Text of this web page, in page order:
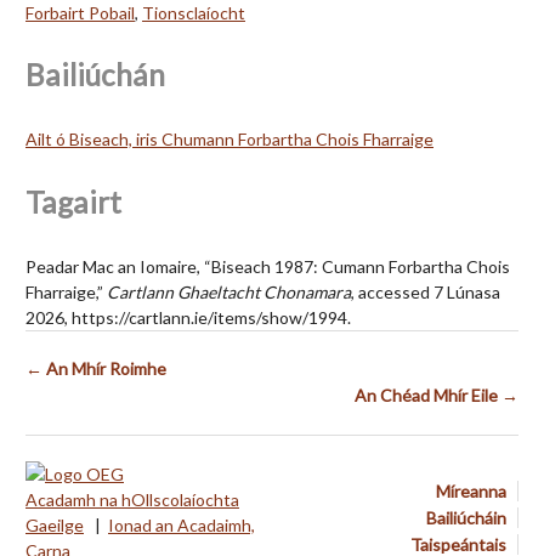
Forbairt Pobail, Tionsclaíocht
Bailiúchán
Ailt ó Biseach, iris Chumann Forbartha Chois Fharraige
Tagairt
Peadar Mac an Iomaire, “Biseach 1987: Cumann Forbartha Chois
Fharraige,” Cartlann Ghaeltacht Chonamara, accessed 7 Lúnasa
2026, https://cartlann.ie/items/show/1994.
← An Mhír Roimhe
An Chéad Mhír Eile →
Míreanna
Bailiúcháin
Taispeántais
Acadamh na hOllscolaíochta
Gaeilge | Ionad an Acadaimh,
Carna